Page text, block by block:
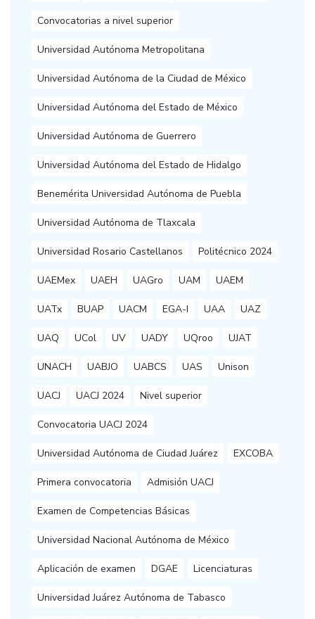
Convocatorias a nivel superior
Universidad Autónoma Metropolitana
Universidad Autónoma de la Ciudad de México
Universidad Autónoma del Estado de México
Universidad Autónoma de Guerrero
Universidad Autónoma del Estado de Hidalgo
Benemérita Universidad Autónoma de Puebla
Universidad Autónoma de Tlaxcala
Universidad Rosario Castellanos Politécnico 2024
UAEMex UAEH UAGro UAM UAEM
UATx BUAP UACM EGA-I UAA UAZ
UAQ UCol UV UADY UQroo UJAT
UNACH UABJO UABCS UAS Unison
UACJ UACJ 2024 Nivel superior
Convocatoria UACJ 2024
Universidad Autónoma de Ciudad Juárez EXCOBA
Primera convocatoria Admisión UACJ
Examen de Competencias Básicas
Universidad Nacional Autónoma de México
Aplicación de examen DGAE Licenciaturas
Universidad Juárez Autónoma de Tabasco